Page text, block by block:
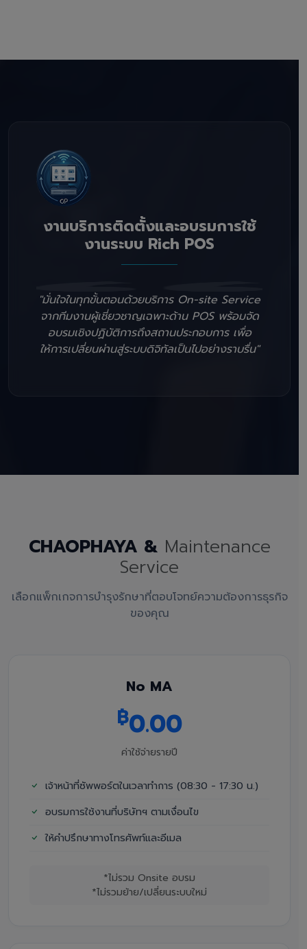
งานบริการติดตั้งและอบรมการใช้
งานระบบ Rich POS
"มั่นใจในทุกขั้นตอนด้วยบริการ On-site Service
จากทีมงานผู้เชี่ยวชาญเฉพาะด้าน POS พร้อมจัด
อบรมเชิงปฏิบัติการถึงสถานประกอบการ เพื่อ
ให้การเปลี่ยนผ่านสู่ระบบดิจิทัลเป็นไปอย่างราบรื่น"
CHAOPHAYA & Maintenance
Service
เลือกแพ็กเกจการบำรุงรักษาที่ตอบโจทย์ความต้องการธุรกิจ
ของคุณ
No MA
฿0.00
ค่าใช้จ่ายรายปี
เจ้าหน้าที่ซัพพอร์ตในเวลาทำการ (08:30 - 17:30 น.)
อบรมการใช้งานที่บริษัทฯ ตามเงื่อนไข
ให้คำปรึกษาทางโทรศัพท์และอีเมล
*ไม่รวม Onsite อบรม
*ไม่รวมย้าย/เปลี่ยนระบบใหม่